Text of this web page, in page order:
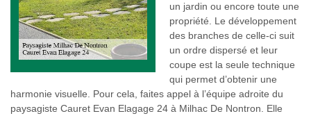
un jardin ou encore toute une
propriété. Le développement
des branches de celle-ci suit
un ordre dispersé et leur
coupe est la seule technique
qui permet d’obtenir une
harmonie visuelle. Pour cela, faites appel à l’équipe adroite du
paysagiste Cauret Evan Elagage 24 à Milhac De Nontron. Elle